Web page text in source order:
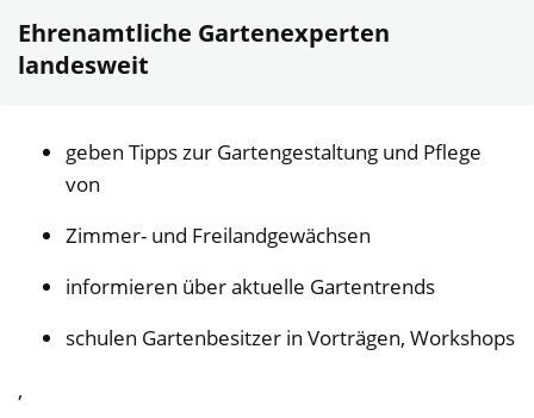
Ehrenamtliche Gartenexperten
landesweit
geben Tipps zur Gartengestaltung und Pflege
von
Zimmer- und Freilandgewächsen
informieren über aktuelle Gartentrends
schulen Gartenbesitzer in Vorträgen, Workshops
,